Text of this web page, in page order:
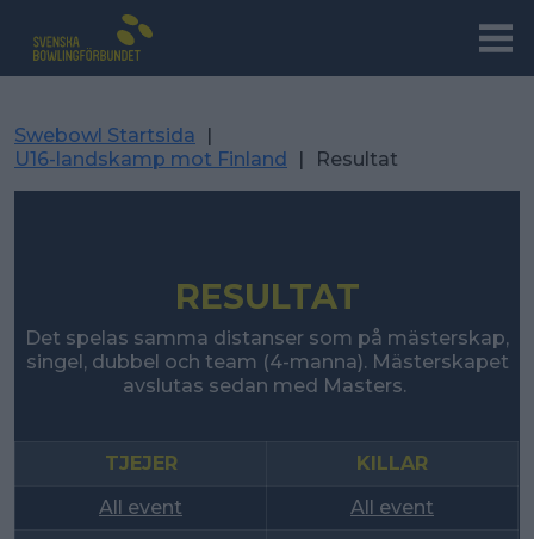
Swebowl Startsida
|
U16-landskamp mot Finland
| Resultat
RESULTAT
Det spelas samma distanser som på mästerskap,
singel, dubbel och team (4-manna). Mästerskapet
avslutas sedan med Masters.
TJEJER
KILLAR
All event
All event